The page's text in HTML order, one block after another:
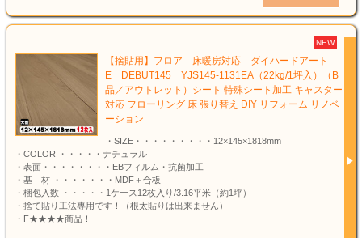
NEW
【捨貼用】フロア 床暖房対応 ダイハードアート
E DEBUT145 YJS145-1131EA（22kg/1坪入）（B
品／アウトレット）シート 特殊シート加工 キャスター
対応 フローリング 床 張り替え DIY リフォーム リノベ
ーション
・SIZE・・・・・・・・・12×145×1818mm
・COLOR ・・・・・ナチュラル
・表面・・・・・・・・EBフィルム・抗菌加工
・基 材 ・・・・・・・MDF＋合板
・梱包入数 ・・・・・1ケース12枚入り/3.16平米（約1坪）
・捨て貼り工法専用です！（根太貼りは出来ません）
・F★★★★商品！